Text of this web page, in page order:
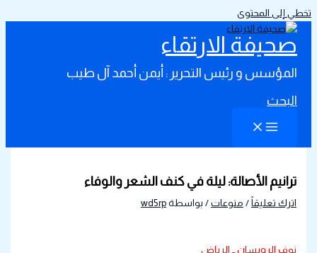
تخطي إلى المحتوى
صحيفة الارتقاء
المؤسس و رئيس التحرير : أيمن أحمد آل طيب
البحث
ترانيم الأصالة: ليلة في كنف الشعر والوفاء
اترك تعليقاً / منوعات / بواسطة wd5rp
نوف الرويسان ــ الرياض